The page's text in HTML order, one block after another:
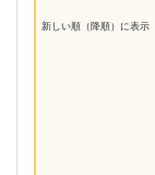
新しい順（降順）に表示